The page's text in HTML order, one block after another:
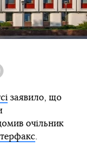
заявило, що
очільник
.